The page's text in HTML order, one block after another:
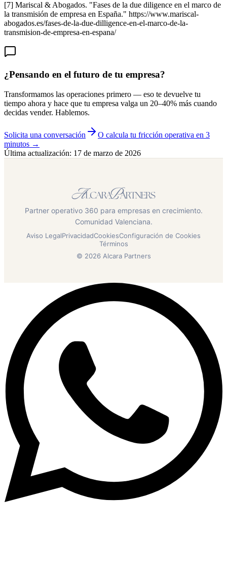
[7] Mariscal & Abogados. "Fases de la due diligence en el marco de
la transmisión de empresa en España." https://www.mariscal-
abogados.es/fases-de-la-due-dilligence-en-el-marco-de-la-
transmision-de-empresa-en-espana/
¿Pensando en el futuro de tu empresa?
Transformamos las operaciones primero — eso te devuelve tu
tiempo ahora y hace que tu empresa valga un 20–40% más cuando
decidas vender. Hablemos.
Solicita una conversación
O calcula tu fricción operativa en 3
minutos →
Última actualización: 17 de marzo de 2026
Partner operativo 360 para empresas en crecimiento.
Comunidad Valenciana.
Aviso LegalPrivacidadCookiesConfiguración de Cookies
Términos
© 2026 Alcara Partners